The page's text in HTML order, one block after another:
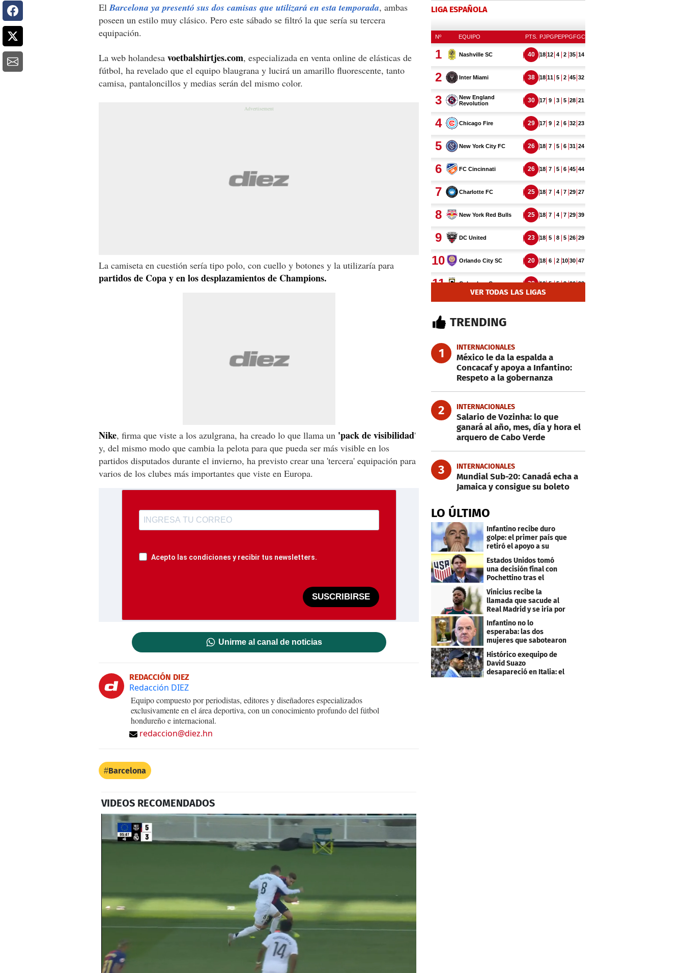
ElBarcelona ya presentó sus dos camisas que utilizará en esta temporada, ambas
poseen un estilo muy clásico. Pero este sábado se filtró la que sería su tercera
equipación.
La web holandesa voetbalshirtjes.com, especializada en venta online de elásticas de
fútbol, ha revelado que el equipo blaugrana y lucirá un amarillo fluorescente, tanto
camisa, pantaloncillos y medias serán del mismo color.
La camiseta en cuestión sería tipo polo, con cuello y botones y la utilizaría para
partidos de Copa y en los desplazamientos de Champions.
Nike, firma que viste a los azulgrana, ha creado lo que llama un 'pack de visibilidad'
y, del mismo modo que cambia la pelota para que pueda ser más visible en los
partidos disputados durante el invierno, ha previsto crear una 'tercera' equipación para
varios de los clubes más importantes que viste en Europa.
Acepto las condiciones y recibir tus newsletters.
SUSCRIBIRSE
Unirme al canal de noticias
REDACCIÓN DIEZ
Redacción DIEZ
Equipo compuesto por periodistas, editores y diseñadores especializados
exclusivamente en el área deportiva, con un conocimiento profundo del fútbol
hondureño e internacional.
redaccion@diez.hn
Barcelona
VIDEOS RECOMENDADOS
LIGA ESPAÑOLA
VER TODAS LAS LIGAS
TRENDING
1 INTERNACIONALES
México le da la espalda a
Concacaf y apoya a Infantino:
Respeto a la gobernanza
2 INTERNACIONALES
Salario de Vozinha: lo que
ganará al año, mes, día y hora el
arquero de Cabo Verde
3 INTERNACIONALES
Mundial Sub-20: Canadá echa a
Jamaica y consigue su boleto
LO ÚLTIMO
Infantino recibe duro
golpe: el primer país que
retiró el apoyo a su
Estados Unidos tomó
una decisión final con
Pochettino tras el
Mundial
Vinicius recibe la
llamada que sacude al
Real Madrid y se iría por
este salario
Infantino no lo
esperaba: las dos
mujeres que sabotearon
sus planes con el
Mundial
Histórico exequipo de
David Suazo
desapareció en Italia: el